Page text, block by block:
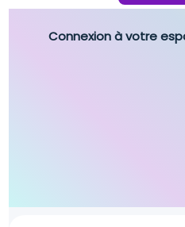
Connexion à votre